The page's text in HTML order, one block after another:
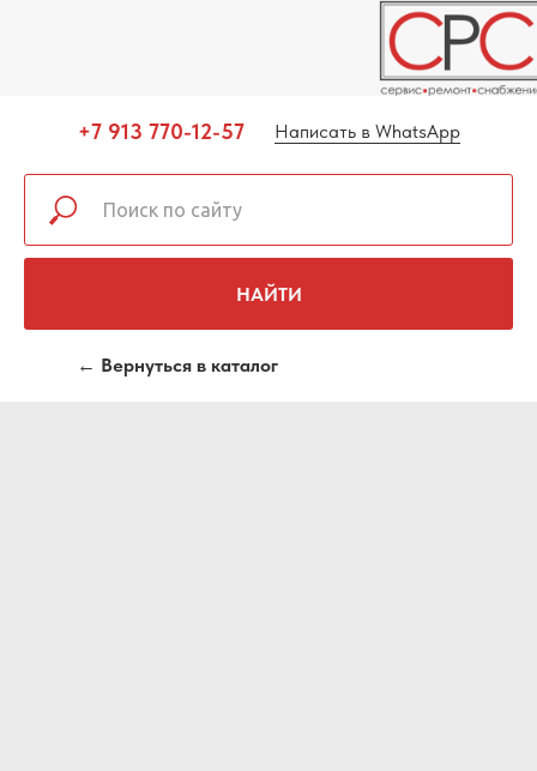
+7 913 770-12-57 Написать в WhatsApp
НАЙТИ
← Вернуться в каталог